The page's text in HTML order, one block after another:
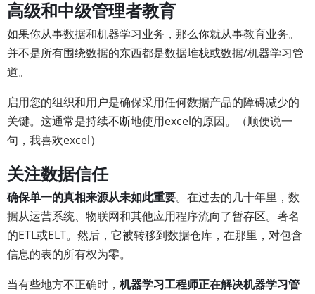
高级和中级管理者教育
如果你从事数据和机器学习业务，那么你就从事教育业务。
并不是所有围绕数据的东西都是数据堆栈或数据/机器学习管
道。
启用您的组织和用户是确保采用任何数据产品的障碍减少的
关键。这通常是持续不断地使用excel的原因。（顺便说一
句，我喜欢excel）
关注数据信任
确保单一的真相来源从未如此重要。在过去的几十年里，数
据从运营系统、物联网和其他应用程序流向了暂存区。著名
的ETL或ELT。然后，它被转移到数据仓库，在那里，对包含
信息的表的所有权为零。
当有些地方不正确时， 机器学习工程师正在解决机器学习管